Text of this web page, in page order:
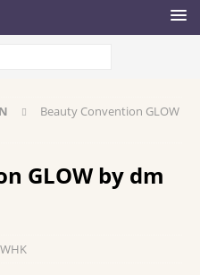
Beauty Convention GLOW
GLOW by dm